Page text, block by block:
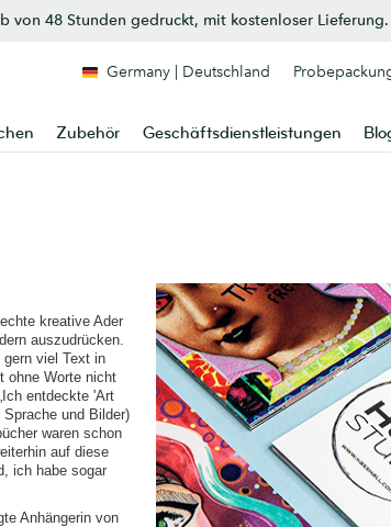
von 48 Stunden gedruckt, mit kostenloser Lieferung.
Zubehör Geschäftsdienstleistungen
Germany | Deutschland
kreative Ader
auszudrücken.
viel Text in
ohne Worte nicht
entdeckte 'Art
und Bilder)
waren schon
auf diese
ich habe sogar
Anhängerin von